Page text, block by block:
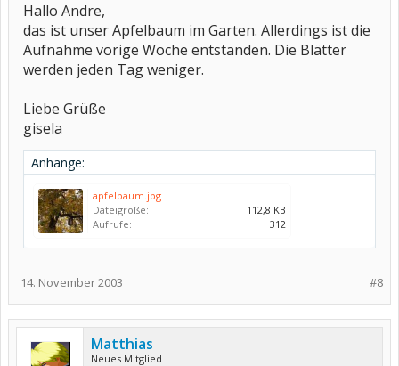
Hallo Andre,
das ist unser Apfelbaum im Garten. Allerdings ist die
Aufnahme vorige Woche entstanden. Die Blätter
werden jeden Tag weniger.
Liebe Grüße
gisela
Anhänge:
apfelbaum.jpg
Dateigröße:
112,8 KB
Aufrufe:
312
#8
14. November 2003
Matthias
Neues Mitglied